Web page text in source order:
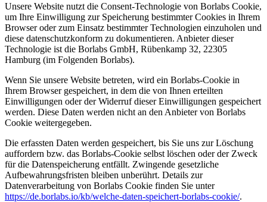
Unsere Website nutzt die Consent-Technologie von Borlabs Cookie,
um Ihre Einwilligung zur Speicherung bestimmter Cookies in Ihrem
Browser oder zum Einsatz bestimmter Technologien einzuholen und
diese datenschutzkonform zu dokumentieren. Anbieter dieser
Technologie ist die Borlabs GmbH, Rübenkamp 32, 22305
Hamburg (im Folgenden Borlabs).
Wenn Sie unsere Website betreten, wird ein Borlabs-Cookie in
Ihrem Browser gespeichert, in dem die von Ihnen erteilten
Einwilligungen oder der Widerruf dieser Einwilligungen gespeichert
werden. Diese Daten werden nicht an den Anbieter von Borlabs
Cookie weitergegeben.
Die erfassten Daten werden gespeichert, bis Sie uns zur Löschung
auffordern bzw. das Borlabs-Cookie selbst löschen oder der Zweck
für die Datenspeicherung entfällt. Zwingende gesetzliche
Aufbewahrungsfristen bleiben unberührt. Details zur
Datenverarbeitung von Borlabs Cookie finden Sie unter
https://de.borlabs.io/kb/welche-daten-speichert-borlabs-cookie/.